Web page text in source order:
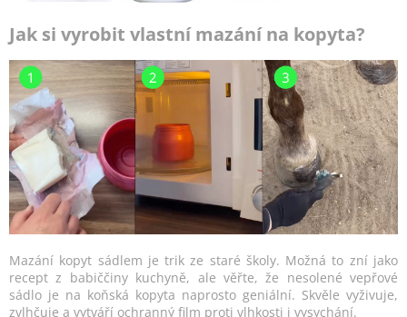
Jak si vyrobit vlastní mazání na kopyta?
Mazání kopyt sádlem je trik ze staré školy. Možná to zní jako
recept z babiččiny kuchyně, ale věřte, že nesolené vepřové
sádlo je na koňská kopyta naprosto geniální. Skvěle vyživuje,
zvlhčuje a vytváří ochranný film proti vlhkosti i vysychání.